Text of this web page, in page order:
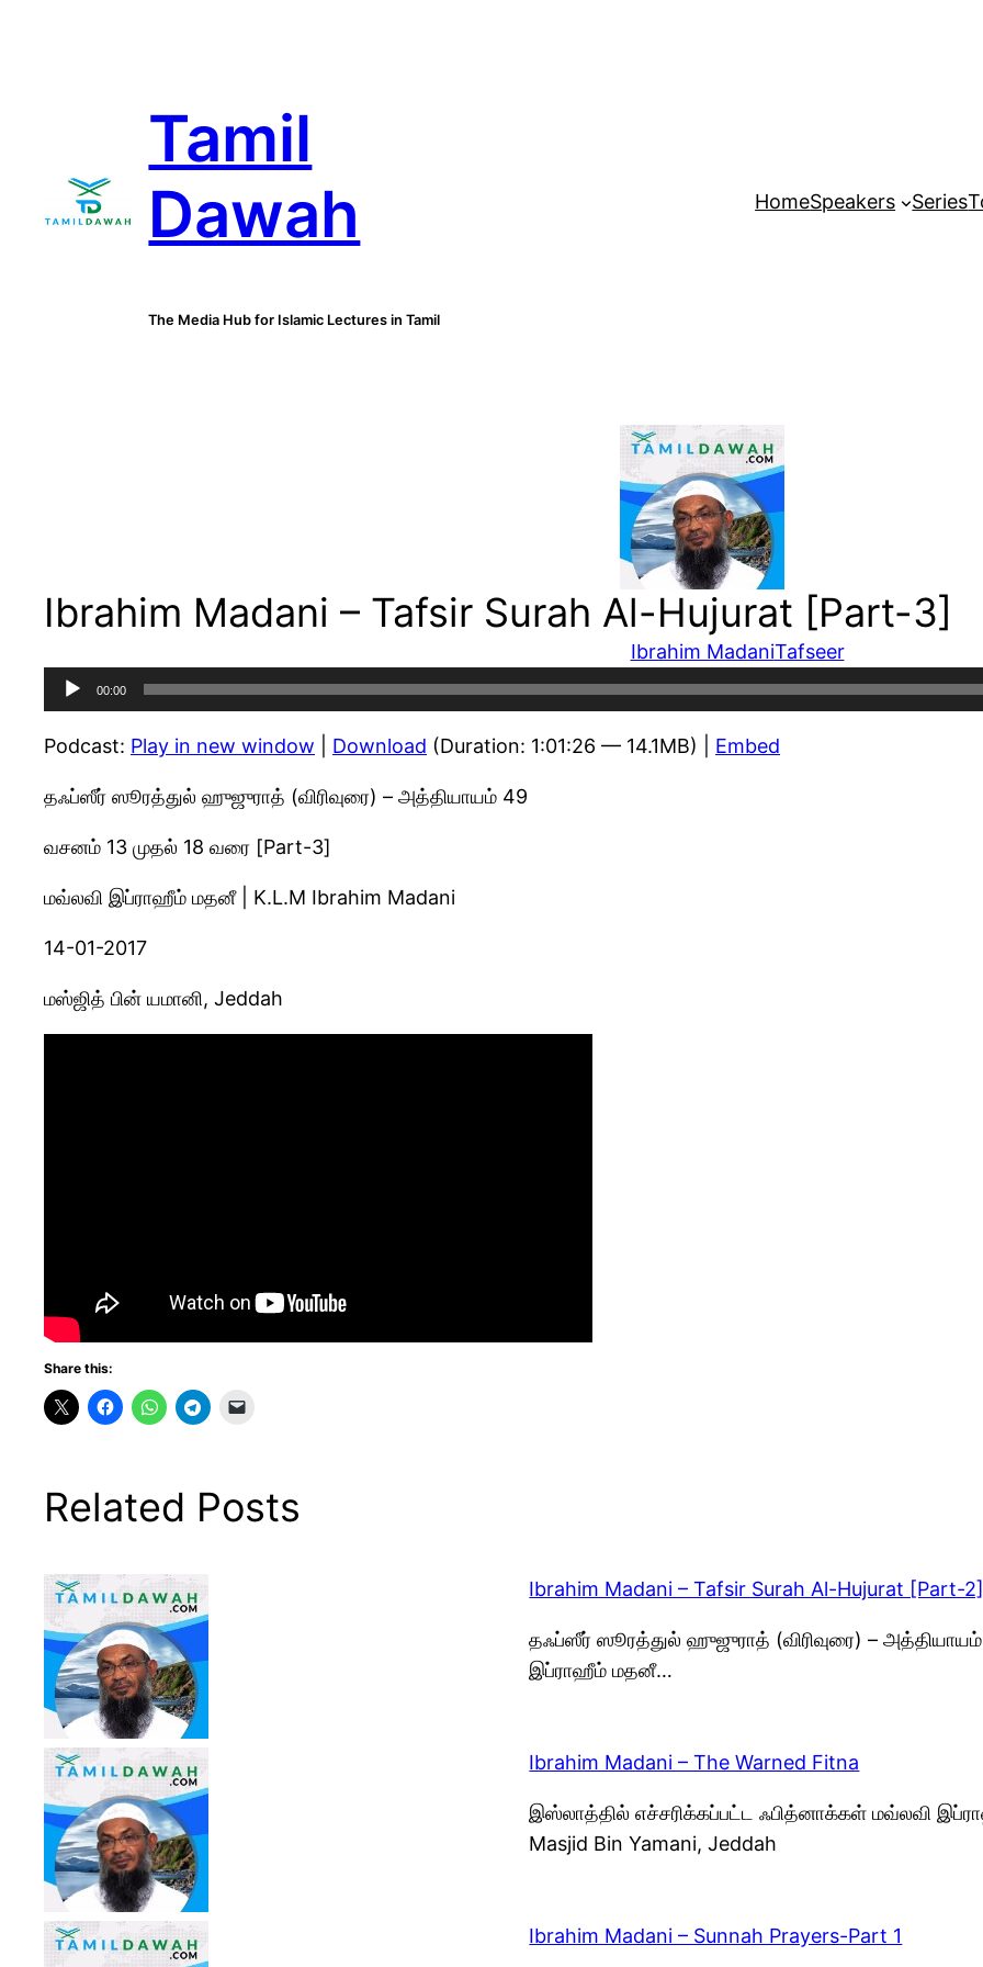
Tamil
Dawah
The Media Hub for Islamic Lectures in Tamil
HomeSpeakers Series
Ibrahim Madani – Tafsir Surah Al-Hujurat [Part-3]
Ibrahim MadaniTafseer
Audio
Player
00:00
Podcast: Play in new window Download (Duration: 1:01:26 — 14.1MB) | Embed
தஃப்ஸீர் ஸூரத்துல் ஹுஜுராத் (விரிவுரை) – அத்தியாயம் 49
வசனம் 13 முதல் 18 வரை [Part-3]
மவ்லவி இப்ராஹீம் மதனீ | K.L.M Ibrahim Madani
14-01-2017
மஸ்ஜித் பின் யமானி, Jeddah
Share this:
Related Posts
Ibrahim Madani – Tafsir Surah Al-Hujurat [Part-2]
தஃப்ஸீர் ஸூரத்துல் ஹுஜுராத் (விரிவுரை) –
இப்ராஹீம் மதனீ…
Ibrahim Madani – The Warned Fitna
இஸ்லாத்தில் எச்சரிக்கப்பட்ட ஃபித்னாக்கள் மவ்லவி
Masjid Bin Yamani, Jeddah
Ibrahim Madani – Sunnah Prayers-Part 1